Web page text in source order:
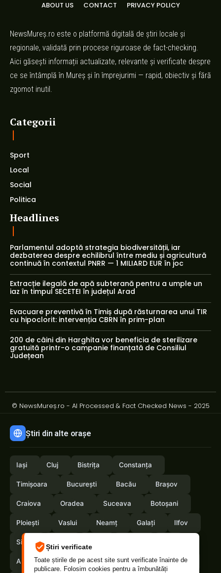
Știri verificate
Toate știrile de pe acest site sunt verificate înainte de
publicare. Folosim cookies pentru a îmbunătăți
ABOUT US CONTACT PRIVACY POLICY
NewsMureș.ro este o platformă digitală de știri locale și
regionale, validată prin procese riguroase de fact-checking.
Aici găsești informații actualizate, relevante și verificate despre
ce se întâmplă în Mureș și în împrejurimi — rapid, obiectiv și fără
zgomot inutil.
Categorii
Sport
Local
Social
Politica
Headlines
Parlamentul adoptă strategia biodiversității, iar
dezbaterea despre echilibrul între mediu și agricultură
continuă în contextul PNRR — 1 MILIARD EUR în joc
Extracție ilegală de apă subterană pentru a umple un
iaz în timpul SECETEI în județul Arad
Evacuare preventivă în Timiș după răsturnarea unui TIR
cu hipoclorit: intervenția CBRN în prim-plan
200 de câini din Harghita vor beneficia de sterilizare
gratuită printr-o campanie finanțată de Consiliul
Județean
© NewsMureș.ro - AI Processed & Fact Checked News - 2025
Știri din alte orașe
Iași Cluj Bistrița Constanța
Timișoara București Bacău Brașov
Craiova Oradea Suceava Botoșani
Ploiești Vaslui Neamț Galați Ilfov
Sibiu
Arges Maramures Vrancea Satumare